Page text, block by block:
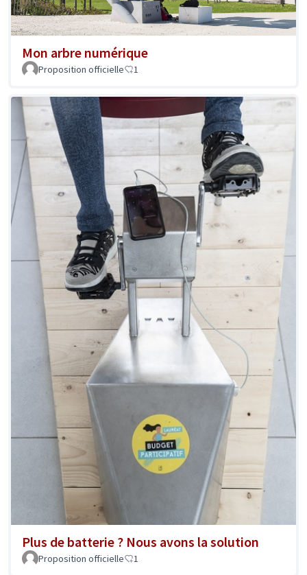
Mon arbre numérique
Proposition officielle 1
Plus de batterie ? Nous avons la solution
Proposition officielle 1